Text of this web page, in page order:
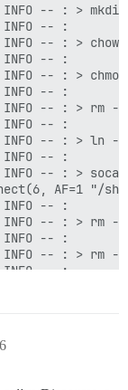
-- : >
INFO -- :
-- : >
INFO -- :
-- : >
INFO -- :
INFO -- : > rm
INFO -- :
INFO -- : > ln -
INFO -- :
-- : > socat
AF=1 "/
INFO -- :
INFO -- : > rm
INFO -- :
INFO -- : > rm
INFO -- :
-- : Файл